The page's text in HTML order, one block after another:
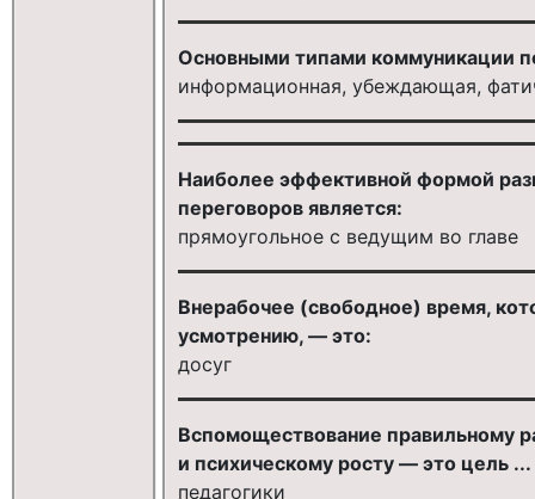
Основными типами коммуникации
информационная, убеждающая,
Наиболее эффективной формой
переговоров является:
прямоугольное с ведущим во главе
Внерабочее (свободное) время,
усмотрению, — это:
досуг
Вспомоществование правильному
и психическому росту — это цель ...
педагогики